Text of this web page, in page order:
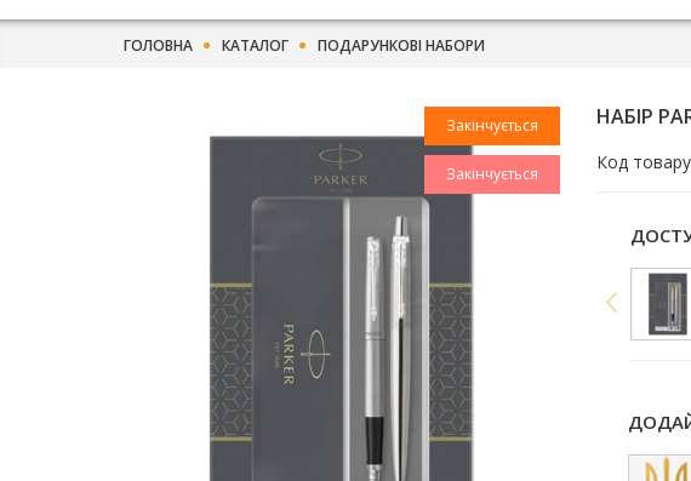
ГОЛОВНА КАТАЛОГ ПОДАРУНКОВІ НАБОРИ
Закінчується
Закінчується
НАБІР
Код